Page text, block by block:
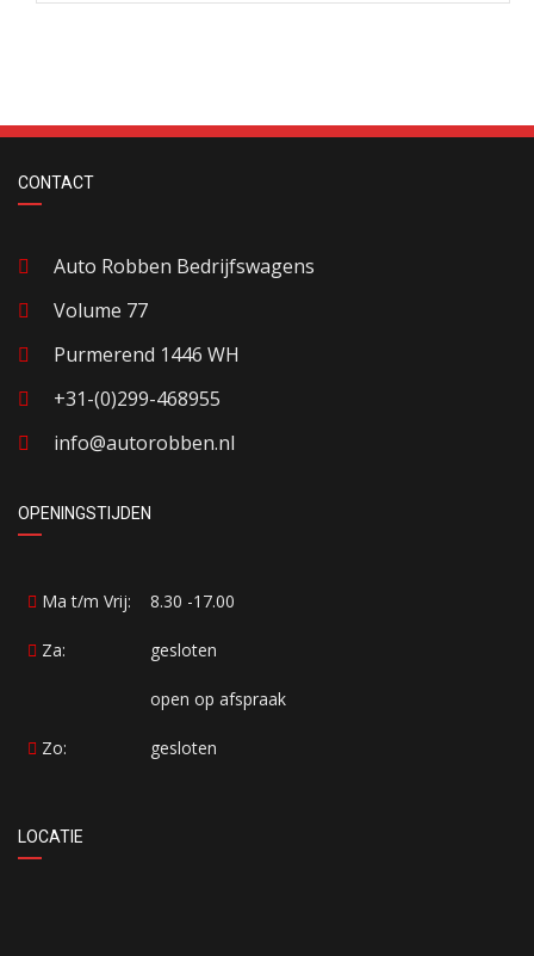
CONTACT
Auto Robben Bedrijfswagens
Volume 77
Purmerend 1446 WH
+31-(0)299-468955
info@autorobben.nl
OPENINGSTIJDEN
Ma t/m Vrij: 8.30 -17.00
Za: gesloten
open op afspraak
Zo: gesloten
LOCATIE